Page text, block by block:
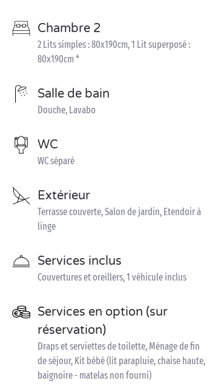
Chambre 2
2 Lits simples : 80x190cm, 1 Lit superposé :
80x190cm *
Salle de bain
Douche, Lavabo
WC
WC séparé
Extérieur
Terrasse couverte, Salon de jardin, Etendoir à
linge
Services inclus
Couvertures et oreillers, 1 véhicule inclus
Services en option (sur
réservation)
Draps et serviettes de toilette, Ménage de fin
de séjour, Kit bébé (lit parapluie, chaise haute,
baignoire - matelas non fourni)